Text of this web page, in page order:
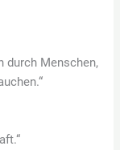
durch Menschen,